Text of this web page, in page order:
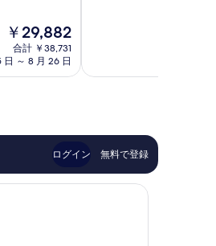
現
在
の
￥29,882
合計 ￥38,731
日 ～ 8 月 26 日
に
し
い、
コ
ログイン 無料で登録